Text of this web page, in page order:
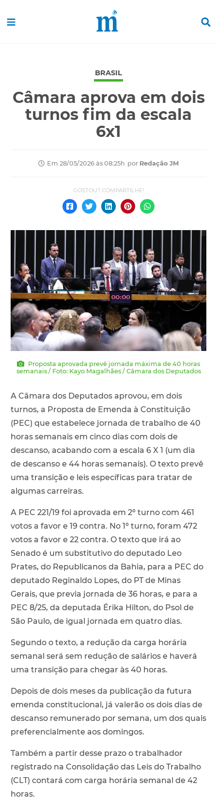
BRASIL
Câmara aprova em dois
turnos fim da escala
6x1
Em 28/05/2026 às 08:25h por Redação JM
Proposta aprovada prevê jornada máxima de 40 horas
semanais / Foto: Kayo Magalhães / Câmara dos Deputados
A Câmara dos Deputados aprovou, em dois
turnos, a Proposta de Emenda à Constituição
(PEC) que estabelece jornada de trabalho de 40
horas semanais em cinco dias com dois de
descanso, acabando com a escala 6 X 1 (um dia
de descanso e 44 horas semanais). O texto prevê
uma transição e leis específicas para tratar de
algumas carreiras.
A PEC 221/19 foi aprovada em 2º turno com 461
votos a favor e 19 contra. No 1º turno, foram 472
votos a favor e 22 contra. O texto que irá ao
Senado é um substitutivo do deputado Leo
Prates, do Republicanos da Bahia, para a PEC do
deputado Reginaldo Lopes, do PT de Minas
Gerais, que previa jornada de 36 horas, e para a
PEC 8/25, da deputada Érika Hilton, do Psol de
São Paulo, de igual jornada em quatro dias.
Segundo o texto, a redução da carga horária
semanal será sem redução de salários e haverá
uma transição para chegar às 40 horas.
Depois de dois meses da publicação da futura
emenda constitucional, já valerão os dois dias de
descanso remunerado por semana, um dos quais
preferencialmente aos domingos.
Também a partir desse prazo o trabalhador
registrado na Consolidação das Leis do Trabalho
(CLT) contará com carga horária semanal de 42
horas.